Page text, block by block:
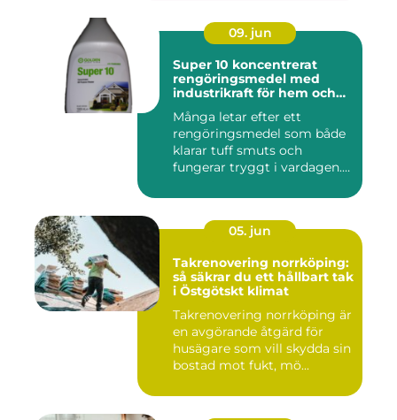
09. jun
Super 10 koncentrerat
rengöringsmedel med
industrikraft för hem och
Många letar efter ett
rengöringsmedel som både
klarar tuff smuts och
fungerar tryggt i vardagen.
05. jun
Takrenovering norrköping:
så säkrar du ett hållbart tak
i Östgötskt klimat
Takrenovering norrköping är
en avgörande åtgärd för
husägare som vill skydda sin
bostad mot fukt, mö...